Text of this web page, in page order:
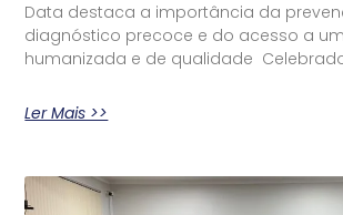
Data destaca a importância da
diagnóstico precoce e do acesso a
humanizada e de qualidade
Ler Mais >>